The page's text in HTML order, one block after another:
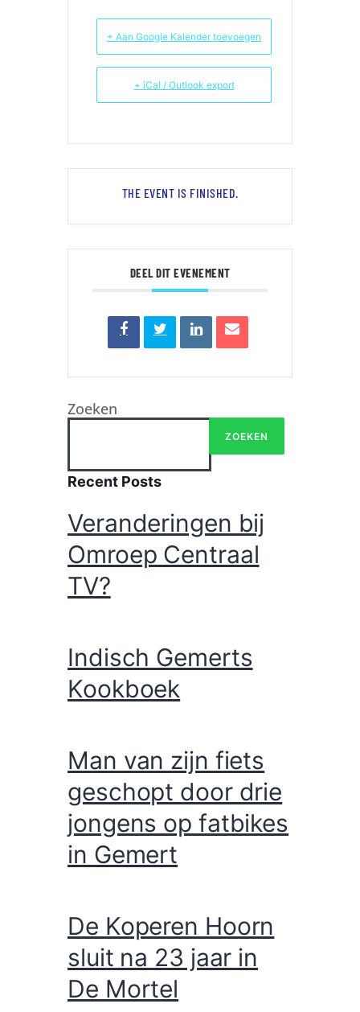
+ Aan Google Kalender toevoegen
+ iCal / Outlook export
THE EVENT IS FINISHED.
DEEL DIT EVENEMENT
Zoeken
ZOEKEN
Recent Posts
Veranderingen bij
Omroep Centraal
TV?
Indisch Gemerts
Kookboek
Man van zijn fiets
geschopt door drie
jongens op fatbikes
in Gemert
De Koperen Hoorn
sluit na 23 jaar in
De Mortel